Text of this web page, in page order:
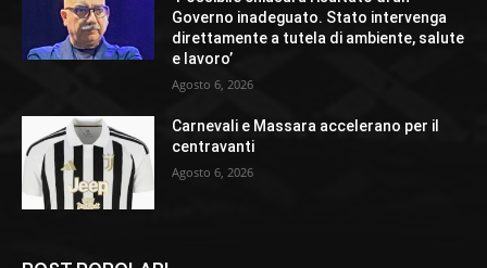
Governo inadeguato. Stato intervenga
direttamente a tutela di ambiente, salute
e lavoro’
Agosto 6, 2026
Carnevali e Massara accelerano per il
centravanti
Agosto 6, 2026